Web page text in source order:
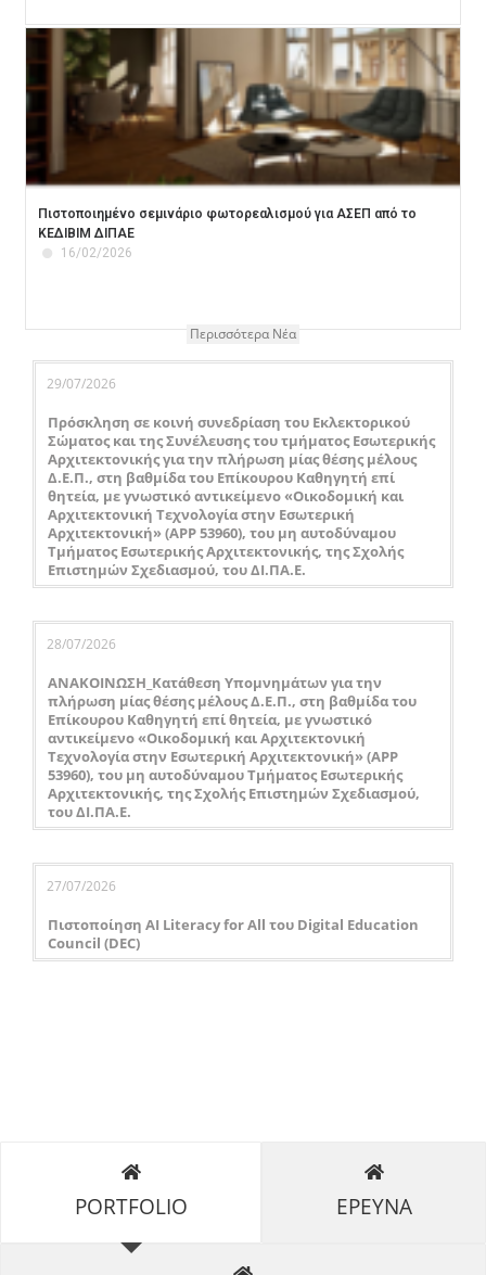
Πιστοποιημένο σεμινάριο φωτορεαλισμού για ΑΣΕΠ από το
ΚΕΔΙΒΙΜ ΔΙΠΑΕ
16/02/2026
Περισσότερα Νέα
29/07/2026
Πρόσκληση σε κοινή συνεδρίαση του Εκλεκτορικού
Σώματος και της Συνέλευσης του τμήματος Εσωτερικής
Αρχιτεκτονικής για την πλήρωση μίας θέσης μέλους
Δ.Ε.Π., στη βαθμίδα του Επίκουρου Καθηγητή επί
θητεία, με γνωστικό αντικείμενο «Οικοδομική και
Αρχιτεκτονική Τεχνολογία στην Εσωτερική
Αρχιτεκτονική» (APP 53960), του μη αυτοδύναμου
Τμήματος Εσωτερικής Αρχιτεκτονικής, της Σχολής
Επιστημών Σχεδιασμού, του ΔΙ.ΠΑ.Ε.
28/07/2026
ΑΝΑΚΟΙΝΩΣΗ_Κατάθεση Υπομνημάτων για την
πλήρωση μίας θέσης μέλους Δ.Ε.Π., στη βαθμίδα του
Επίκουρου Καθηγητή επί θητεία, με γνωστικό
αντικείμενο «Οικοδομική και Αρχιτεκτονική
Τεχνολογία στην Εσωτερική Αρχιτεκτονική» (APP
53960), του μη αυτοδύναμου Τμήματος Εσωτερικής
Αρχιτεκτονικής, της Σχολής Επιστημών Σχεδιασμού,
του ΔΙ.ΠΑ.Ε.
27/07/2026
Πιστοποίηση AI Literacy for All του Digital Education
Council (DEC)
PORTFOLIO ΕΡΕΥΝΑ